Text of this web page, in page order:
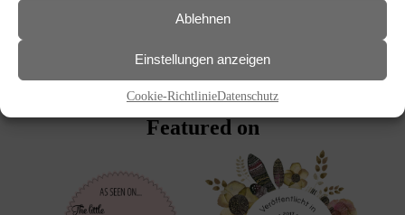
Ablehnen
Einstellungen anzeigen
Cookie-RichtlinieDatenschutz
«
EINE HOCHZEIT IN DER
WUNDERSCHÖNEN PFALZ
Featured on